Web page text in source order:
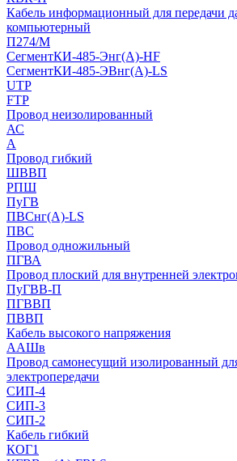
Кабель информационный для передачи
компьютерный
П274/М
СегментКИ-485-Энг(А)-HF
СегментКИ-485-ЭВнг(А)-LS
UTP
FTP
Провод неизолированный
АС
А
Провод гибкий
ШВВП
РПШ
ПуГВ
ПВСнг(А)-LS
ПВС
Провод одножильный
ПГВА
Провод плоский для внутренней
ПуГВВ-П
ПГВВП
ПВВП
Кабель высокого напряжения
ААШв
Провод самонесущий изолированный
электропередачи
СИП-4
СИП-3
СИП-2
Кабель гибкий
КОГ1